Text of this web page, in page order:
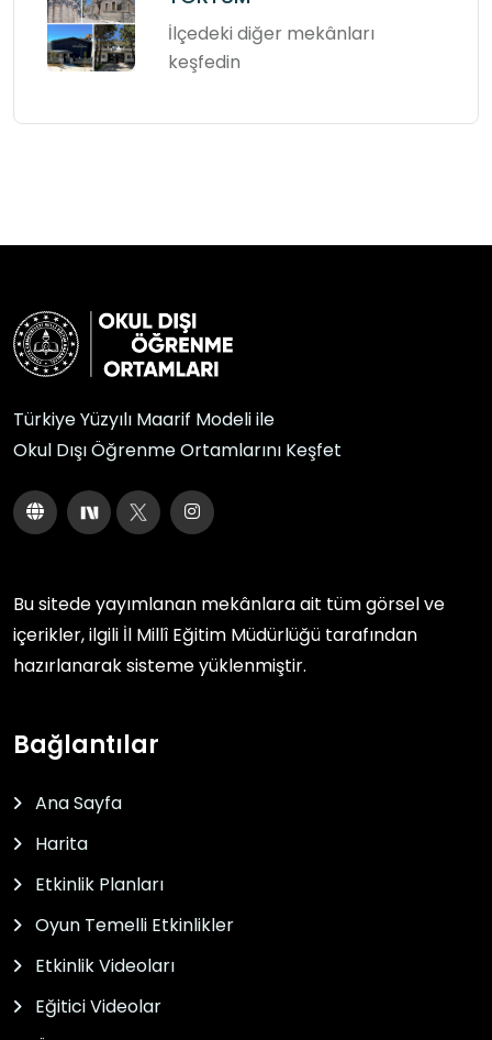
İlçedeki diğer mekânları
keşfedin
Türkiye Yüzyılı Maarif Modeli ile
Okul Dışı Öğrenme Ortamlarını Keşfet
Bu sitede yayımlanan mekânlara ait tüm görsel ve
içerikler, ilgili İl Millî Eğitim Müdürlüğü tarafından
hazırlanarak sisteme yüklenmiştir.
Bağlantılar
Ana Sayfa
Harita
Etkinlik Planları
Oyun Temelli Etkinlikler
Etkinlik Videoları
Eğitici Videolar